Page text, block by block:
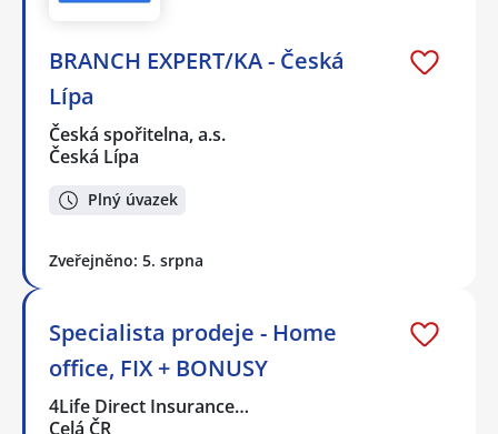
BRANCH EXPERT/KA - Česká
Lípa
Česká spořitelna, a.s.
Česká Lípa
Plný úvazek
Zveřejněno: 5. srpna
Specialista prodeje - Home
office, FIX + BONUSY
4Life Direct Insurance…
Celá ČR